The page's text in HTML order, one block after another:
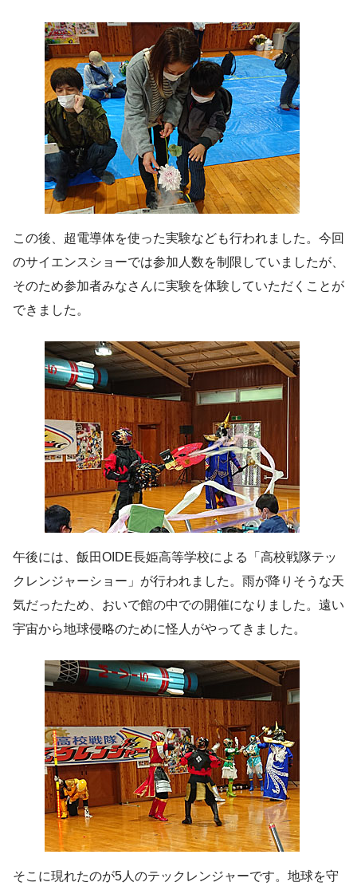
この後、超電導体を使った実験なども行われました。今回
のサイエンスショーでは参加人数を制限していましたが、
そのため参加者みなさんに実験を体験していただくことが
できました。
午後には、飯田OIDE長姫高等学校による「高校戦隊テッ
クレンジャーショー」が行われました。雨が降りそうな天
気だったため、おいで館の中での開催になりました。遠い
宇宙から地球侵略のために怪人がやってきました。
そこに現れたのが5人のテックレンジャーです。地球を守